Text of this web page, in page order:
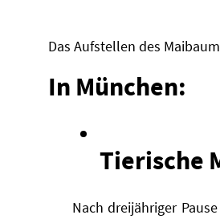
Das Aufstellen des
In München:
Tierische
Nach dreijähriger